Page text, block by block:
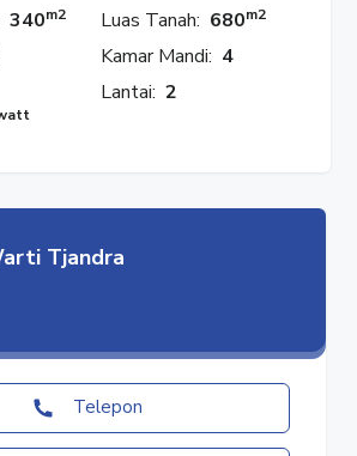
553 0989
Properti
Properti
340m2 Luas Tanah: 680m2
Kamar Mandi: 4
Lantai: 2
Tjandra
Telepon